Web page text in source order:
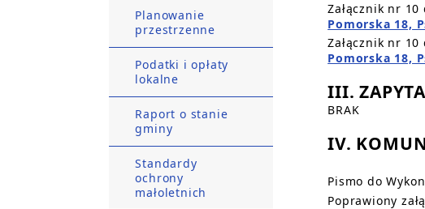
Planowanie
przestrzenne
Podatki i opłaty
lokalne
Raport o stanie
gminy
Standardy
ochrony
małoletnich
Załącznik nr
Pomorska 18,
Załącznik nr
Pomorska 18,
III.
BRAK
IV.
Pismo do
Poprawiony